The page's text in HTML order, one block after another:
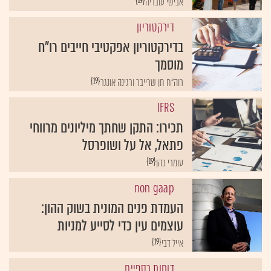
דירקטוריון
בדירקטוריון אפקטיבי חייבים רו"ח
מוסמך
{19}רוה"ח חן שרייבר ורגינה אונגר
IFRS
תכירו: התקן שחתך מיליונים מרווחי
פתאל, אל על ושופרסל
{19}עומרי כהן
non gaap
העמדת פנים המונית בשוק ההון:
עוצמים עין כדי לסייע למניות
{19}אייל דבי